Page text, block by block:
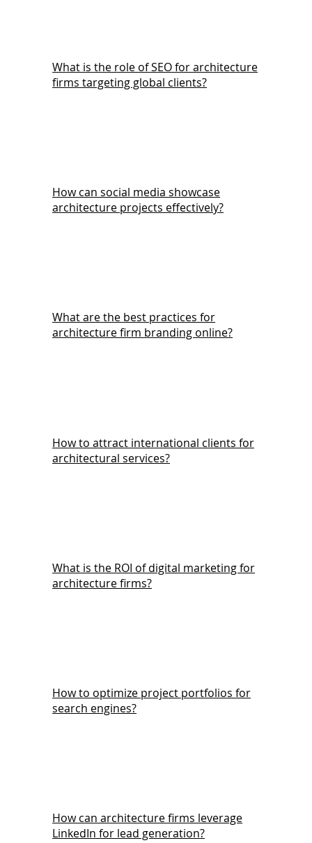
What is the role of SEO for architecture
firms targeting global clients?
How can social media showcase
architecture projects effectively?
What are the best practices for
architecture firm branding online?
How to attract international clients for
architectural services?
What is the ROI of digital marketing for
architecture firms?
How to optimize project portfolios for
search engines?
How can architecture firms leverage
LinkedIn for lead generation?